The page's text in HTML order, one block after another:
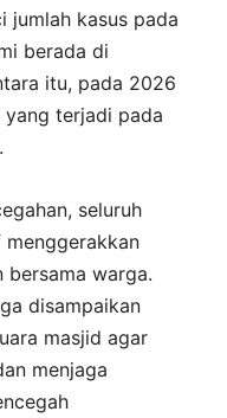
jumlah kasus pada
berada di
itu, pada 2026
terjadi pada
seluruh
bersama warga.
disampaikan
masjid agar
menjaga